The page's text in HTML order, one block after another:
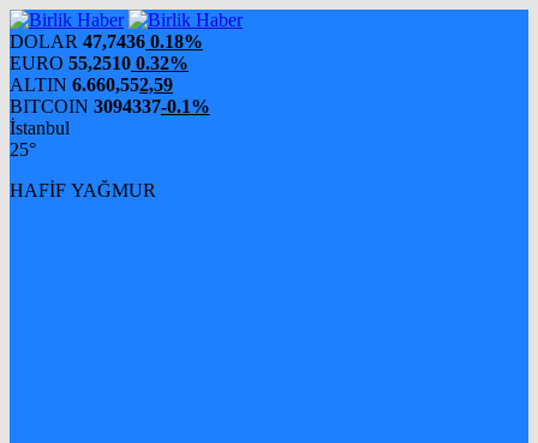
DOLAR 47,7436 0.18%
EURO 55,2510 0.32%
ALTIN 6.660,552,59
BITCOIN 3094337-0.1%
İstanbul
25°
HAFİF YAĞMUR